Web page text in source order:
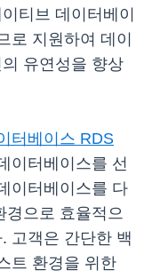
티브 데이터베이
로 지원하여 데이
유연성을 향상
터베이스 RDS
이터베이스를 선
이터베이스를 다
경으로 효율적으
고객은 간단한 백
트 환경을 위한